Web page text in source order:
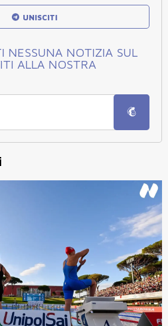
UNISCITI
NESSUNA NOTIZIA SUL
ALLA NOSTRA